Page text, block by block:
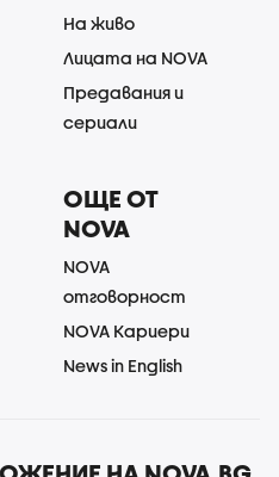
На живо
Лицата на NOVA
Предавания и
сериали
ОЩЕ ОТ
NOVA
NOVA
отговорност
NOVA Кариери
News in English